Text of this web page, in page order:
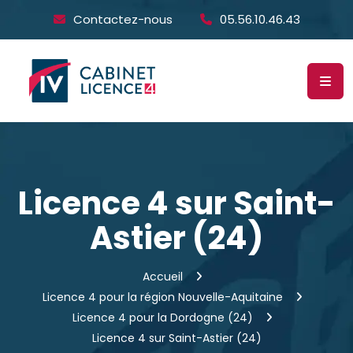
Contactez-nous 05.56.10.46.43
Licence 4 sur Saint-
Astier (24)
Accueil
Licence 4 pour la région Nouvelle-Aquitaine
Licence 4 pour la Dordogne (24)
Licence 4 sur Saint-Astier (24)